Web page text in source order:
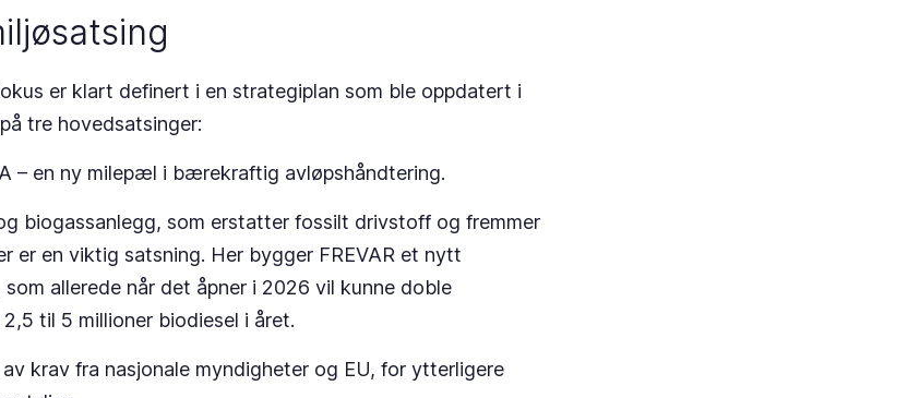
er klart definert i en strategiplan som ble oppdatert i
tre hovedsatsinger:
– en ny milepæl i bærekraftig avløpshåndtering.
biogassanlegg, som erstatter fossilt drivstoff og fremmer
er en viktig satsning. Her bygger FREVAR et nytt
allerede når det åpner i 2026 vil kunne doble
til 5 millioner biodiesel i året.
krav fra nasjonale myndigheter og EU, for ytterligere